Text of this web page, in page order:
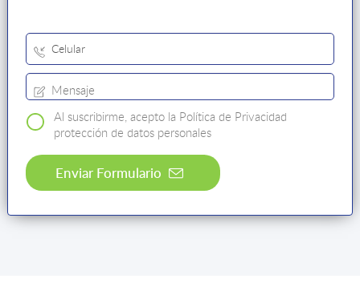
Al suscribirme, acepto la Política de Privacidad
protección de datos personales
suscribirme,